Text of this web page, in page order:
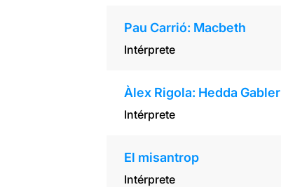
Pau Carrió: Macbeth
Intérprete
Àlex Rigola: Hedda Gabler
Intérprete
El misantrop
Intérprete